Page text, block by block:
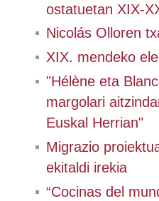
ostatuetan XIX-
Nicolás Olloren
XIX. mendeko
"Hélène eta
margolari
Euskal Herrian"
Migrazio
ekitaldi irekia
“Cocinas del